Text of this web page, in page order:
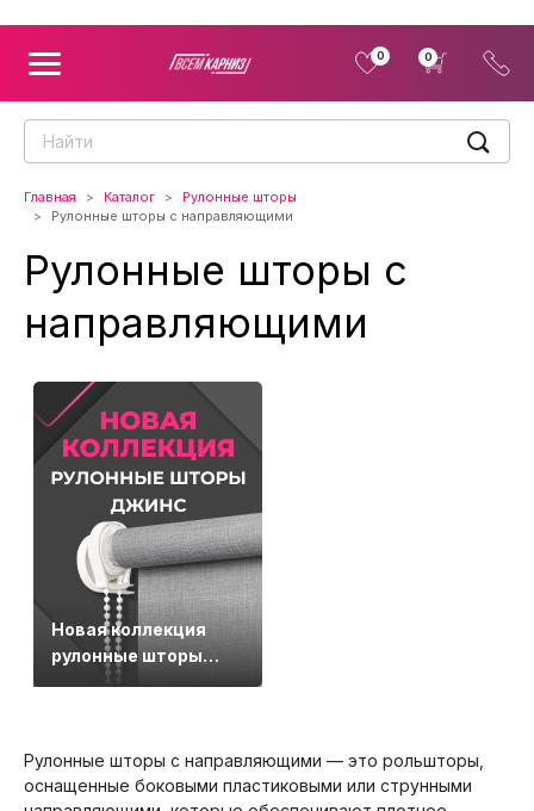
0 0
Главная Каталог
Рулонные шторы
Рулонные шторы с направляющими
Рулонные шторы с
направляющими
Новая коллекция
рулонные шторы
Джинс
Рулонные шторы с направляющими — это рольшторы,
оснащенные боковыми пластиковыми или струнными